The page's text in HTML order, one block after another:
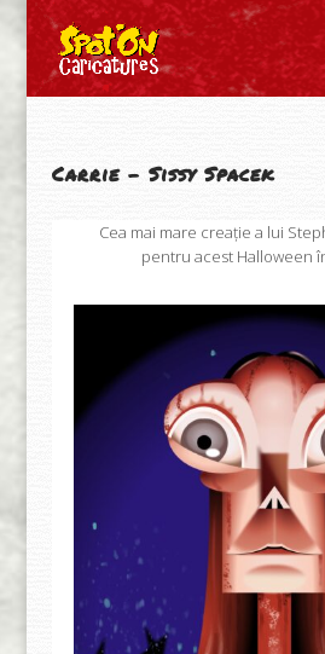
Carrie – Sissy Spacek
Cea mai mare creație a lui
pentru acest Halloween